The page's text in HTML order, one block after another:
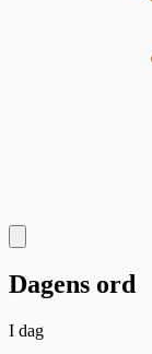
Dagens ord
I dag